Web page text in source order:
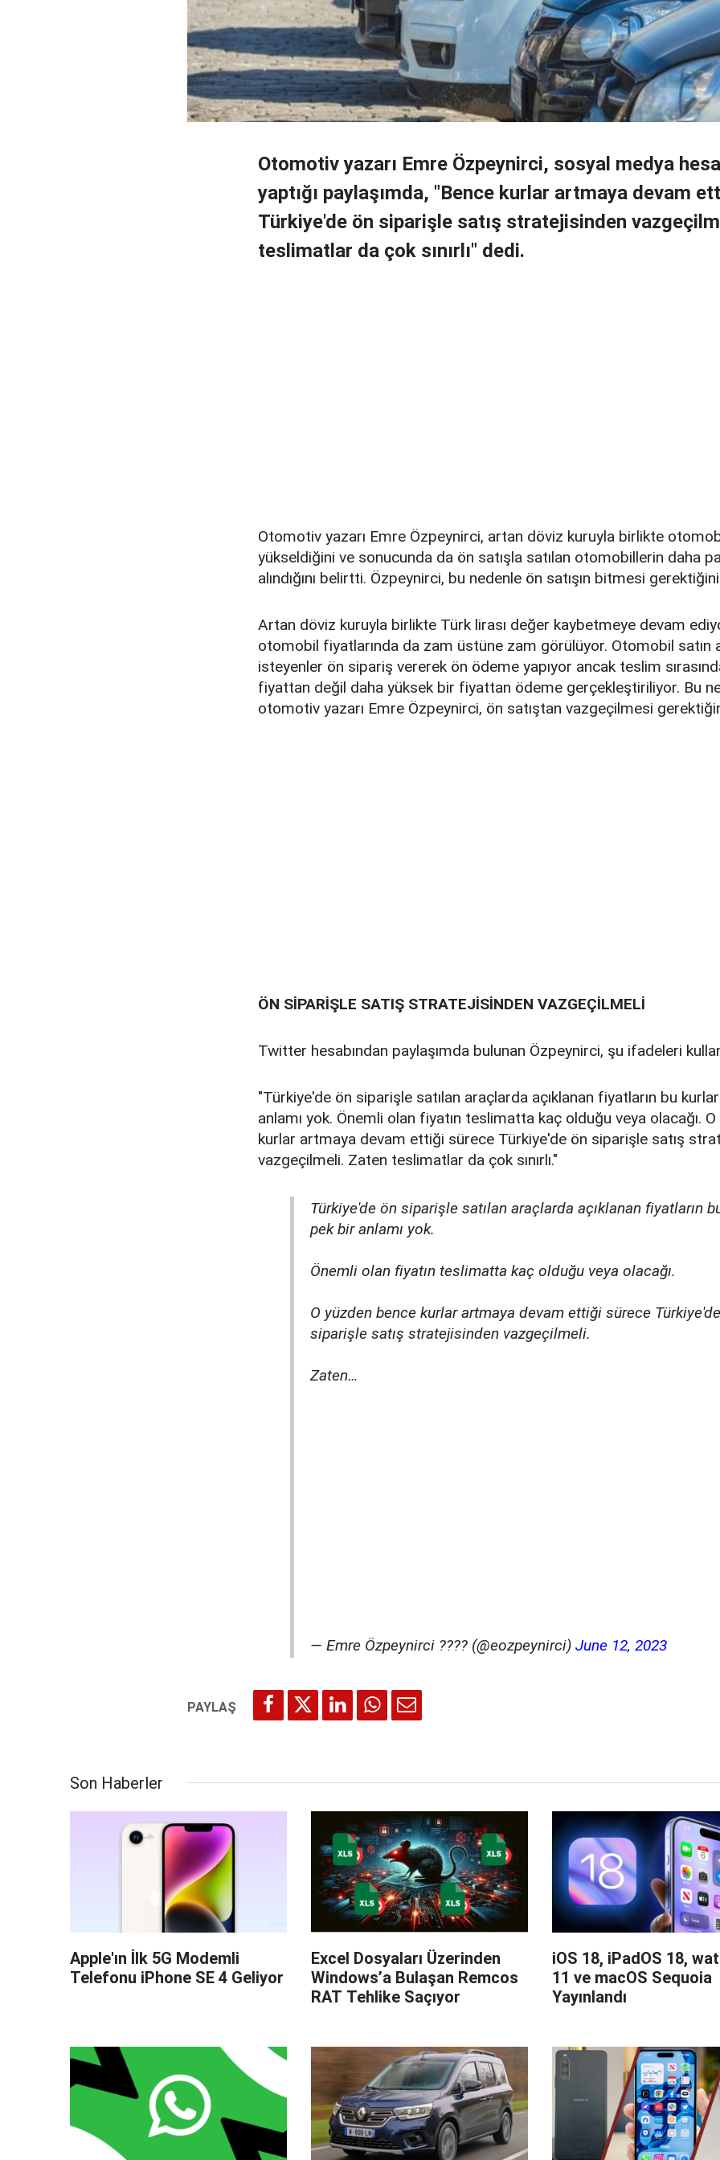
Otomotiv yazarı Emre Özpeynirci, sosyal medya
yaptığı paylaşımda, "Bence kurlar artmaya devam
Türkiye'de ön siparişle satış stratejisinden
teslimatlar da çok sınırlı" dedi.
Otomotiv yazarı Emre Özpeynirci, artan döviz kuruyla birlikte
yükseldiğini ve sonucunda da ön satışla satılan otomobillerin daha
alındığını belirtti. Özpeynirci, bu nedenle ön satışın bitmesi
Artan döviz kuruyla birlikte Türk lirası değer kaybetmeye devam
otomobil fiyatlarında da zam üstüne zam görülüyor. Otomobil satın
isteyenler ön sipariş vererek ön ödeme yapıyor ancak teslim
fiyattan değil daha yüksek bir fiyattan ödeme gerçekleştiriliyor. Bu
otomotiv yazarı Emre Özpeynirci, ön satıştan vazgeçilmesi
ÖN SİPARİŞLE SATIŞ STRATEJİSİNDEN VAZGEÇİLMELİ
Twitter hesabından paylaşımda bulunan Özpeynirci, şu ifadeleri
"Türkiye'de ön siparişle satılan araçlarda açıklanan fiyatların bu
anlamı yok. Önemli olan fiyatın teslimatta kaç olduğu veya olacağı.
kurlar artmaya devam ettiği sürece Türkiye'de ön siparişle satış
vazgeçilmeli. Zaten teslimatlar da çok sınırlı."
Türkiye'de ön siparişle satılan araçlarda açıklanan fiyatların
pek bir anlamı yok.
Önemli olan fiyatın teslimatta kaç olduğu veya olacağı.
O yüzden bence kurlar artmaya devam ettiği sürece
siparişle satış stratejisinden vazgeçilmeli.
Zaten…
— Emre Özpeynirci ???? (@eozpeynirci) June 12, 2023
Son Haberler
Apple'ın İlk 5G Modemli
Telefonu iPhone SE 4 Geliyor
Excel Dosyaları Üzerinden
Windows’a Bulaşan Remcos
RAT Tehlike Saçıyor
iOS 18, iPadOS 18,
11 ve macOS Sequoia
Yayınlandı